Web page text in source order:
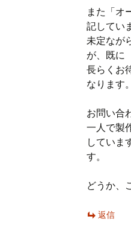
また「オ
記してい
未定なが
が、既に
長らくお
なります。
お問い合
一人で製
していま
す。
どうか、
返信